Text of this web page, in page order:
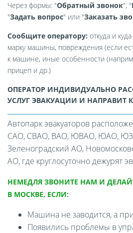
Через формы: "Обратный звонок", "
"Задать вопрос" или "Заказать
Сообщите оператору: откуда и
марку машины, повреждения (если
к машине, иные особенности
прицеп и др.)
ОПЕРАТОР ИНДИВИДУАЛЬНО
УСЛУГ ЭВАКУАЦИИ И НАПРАВИТ
Автопарк эвакуаторов
САО, СВАО, ВАО, ЮВАО, ЮАО,
Зеленоградский АО,
АО, где круглосуточно дежурят
НЕМЕДЛЯ ЗВОНИТЕ НАМ И
В МОСКВЕ, ЕСЛИ:
Машина не заводится, а
Появились проблемы в